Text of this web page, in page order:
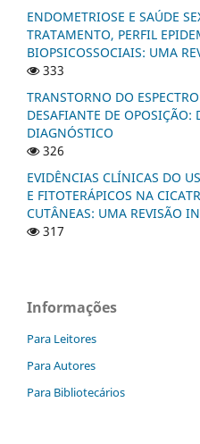
ENDOMETRIOSE E SAÚDE
TRATAMENTO, PERFIL
BIOPSICOSSOCIAIS: UMA
333
TRANSTORNO DO
DESAFIANTE DE OPOSIÇÃO:
DIAGNÓSTICO
326
EVIDÊNCIAS CLÍNICAS DO
E FITOTERÁPICOS NA
CUTÂNEAS: UMA REVISÃO
317
Informações
Para Leitores
Para Autores
Para Bibliotecários